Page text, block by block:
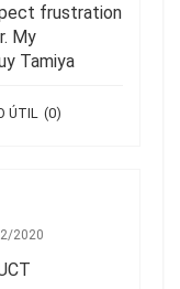
frustration
My
Tamiya
ÚTIL (0)
2020